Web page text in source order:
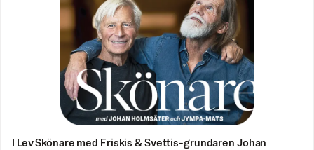
I Lev Skönare med Friskis & Svettis-grundaren Johan